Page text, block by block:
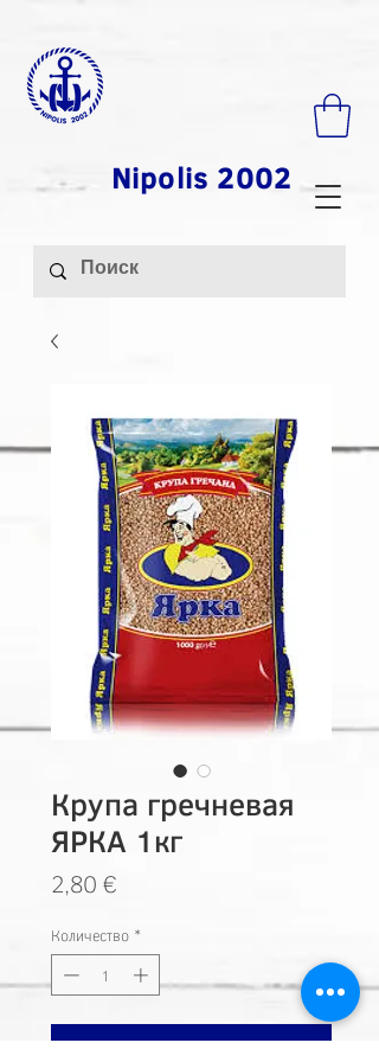
Nipolis 2002
Крупа гречневая
ЯРКА 1кг
2,80 €
Количество *
Добавить в корзину